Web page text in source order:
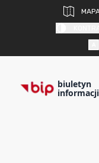
biuletyn